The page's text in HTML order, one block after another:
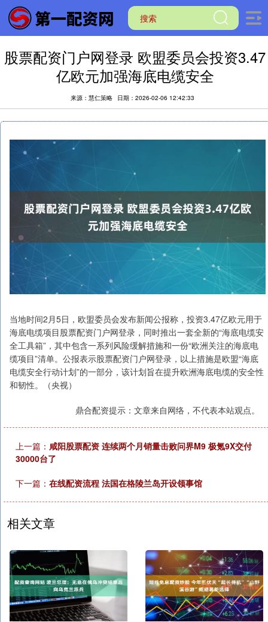
股票配资门户网登录 欧盟委员会投资3.47
亿欧元加强海底电缆安全
来源：慧仁策略 日期：2026-02-06 12:42:33
当地时间2月5日，欧盟委员会发布新闻公报称，投资3.47亿欧元用于
海底电缆项目股票配资门户网登录，同时推出一套全新的“海底电缆安
全工具箱”，其中包含一系列风险缓解措施和一份“欧洲关注的海底电
缆项目”清单。公报表示股票配资门户网登录，以上措施是欧盟“海底
电缆安全行动计划”的一部分，该计划旨在提升欧洲海底电缆的安全性
和韧性。（央视）
鼎合配资提示：文章来自网络，不代表本站观点。
上一篇： 咸阳股票配资 连续两个月销量击败问界M9 极氪9X交付
30000台了
下一篇： 在线配资流程 法国在格陵兰岛开设领事馆
相关文章